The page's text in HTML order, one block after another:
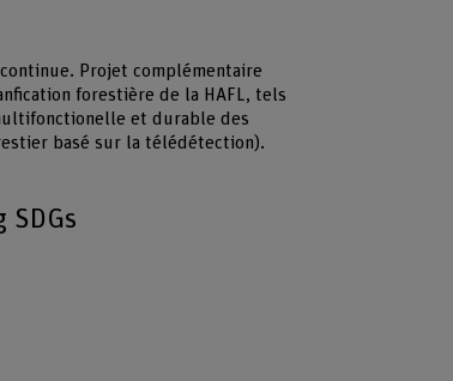
Projet complémentaire
forestière de la HAFL, tels
et durable des
basé sur la télédétection).